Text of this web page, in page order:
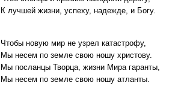
К лучшей жизни, успеху, надежде, и Богу.
Чтобы новую мир не узрел катастрофу,
Мы несем по земле свою ношу христову.
Мы посланцы Творца, жизни Мира гаранты,
Мы несем по земле свою ношу атланты.